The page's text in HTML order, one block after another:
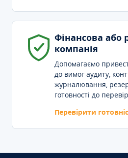
Фінансова або
компанія
Допомагаємо
до вимог аудиту,
журналювання,
готовності до
Перевірити